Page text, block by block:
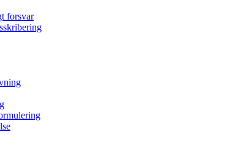
forsvar